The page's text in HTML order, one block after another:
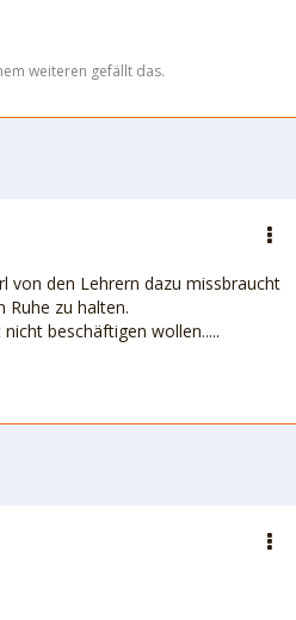
weiteren gefällt das.
von den Lehrern dazu missbraucht
Ruhe zu halten.
beschäftigen wollen.....